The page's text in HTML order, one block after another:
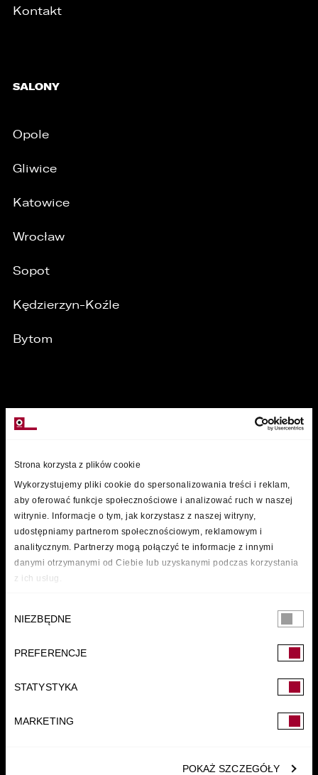
Strona korzysta z plików cookie
Wykorzystujemy pliki cookie do spersonalizowania treści i reklam,
aby oferować funkcje społecznościowe i analizować ruch w naszej
witrynie. Informacje o tym, jak korzystasz z naszej witryny,
udostępniamy partnerom społecznościowym, reklamowym i
analitycznym. Partnerzy mogą połączyć te informacje z innymi
danymi otrzymanymi od Ciebie lub uzyskanymi podczas korzystania
z ich usług.
zgody
NIEZBĘDNE
PREFERENCJE
STATYSTYKA
MARKETING
POKAŻ SZCZEGÓŁY
Kontakt
SALONY
Opole
Gliwice
Katowice
Wrocław
Sopot
Kędzierzyn-Koźle
Bytom
FUNDACJA